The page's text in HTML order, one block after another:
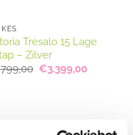
Tresalo 15 Lage
– Zilver
Oorspronkelijke
€3.399,00Huidige